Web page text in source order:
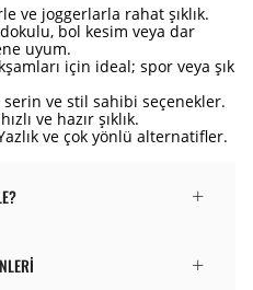
ve joggerlarla rahat şıklık.
bol kesim veya dar
uyum.
için ideal; spor veya şık
serin ve stil sahibi seçenekler.
ve hazır şıklık.
ve çok yönlü alternatifler.